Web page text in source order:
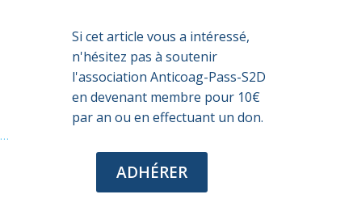
Si cet article vous a intéressé,
n'hésitez pas à soutenir
l'association Anticoag-Pass-S2D
en devenant membre pour 10€
par an ou en effectuant un don.
ADHÉRER